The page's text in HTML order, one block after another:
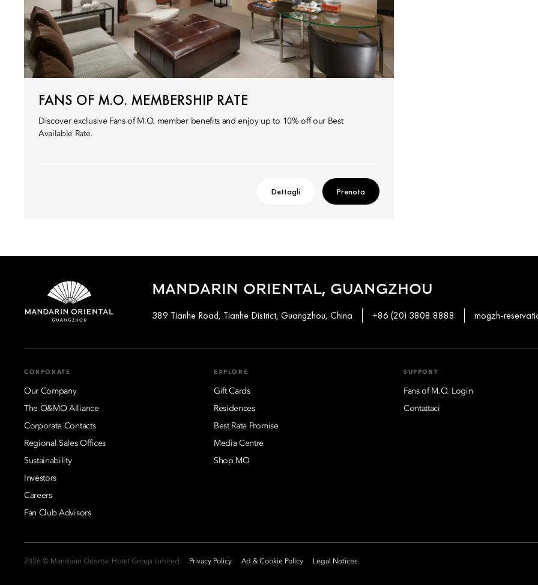
FANS OF M.O. MEMBERSHIP RATE
Discover exclusive Fans of M.O. member benefits and enjoy up to 10% off our Best
Available Rate.
Dettagli Prenota
MANDARIN ORIENTAL, GUANGZHOU
389 Tianhe Road, Tianhe District, Guangzhou, China +86 (20) 3808 8888 mogzh-
CORPORATE
Our Company
The O&MO Alliance
Corporate Contacts
Regional Sales Offices
Sustainability
Investors
Careers
Fan Club Advisors
EXPLORE
Gift Cards
Residences
Best Rate Promise
Media Centre
Shop MO
SUPPORT
Fans of M.O. Login
Contattaci
2026 © Mandarin Oriental Hotel Group Limited Privacy Policy Ad & Cookie Policy Legal Notices